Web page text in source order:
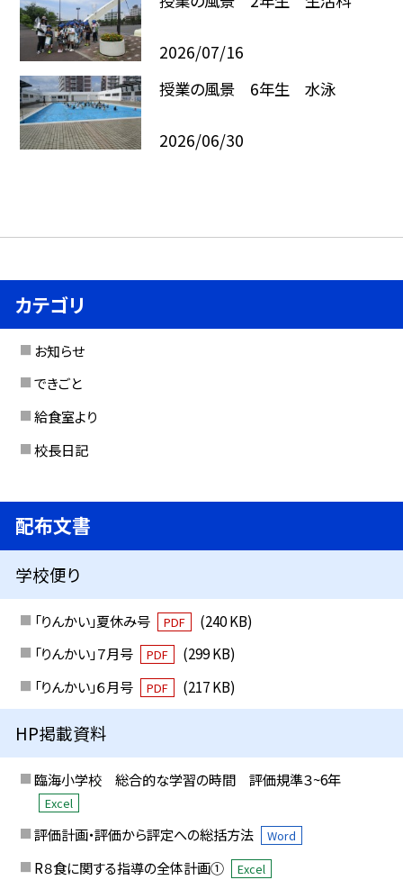
2026/07/16
授業の風景 6年生 水泳
2026/06/30
カテゴリ
お知らせ
できごと
給食室より
校長日記
配布文書
学校便り
「りんかい」夏休み号 PDF
(240 KB)
「りんかい」７月号
PDF
(299 KB)
「りんかい」６月号
PDF (217 KB)
HP掲載資料
臨海小学校 総合的な学習の時間 評価規準３~6年
Excel
評価計画・評価から評定への総括方法 Word
R８食に関する指導の全体計画① Excel